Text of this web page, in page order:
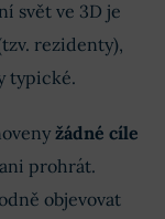
svět ve 3D je
rezidenty),
typické.
žádné cíle
prohrát.
objevovat